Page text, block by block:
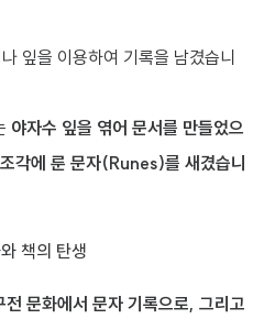
잎을 이용하여 기록을 남겼습니
야자수 잎을 엮어 문서를 만들었으
각에 룬 문자(Runes)를 새겼습니
책의 탄생
전 문화에서 문자 기록으로, 그리고